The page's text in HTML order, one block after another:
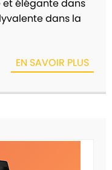
et élégante dans
dans la
EN SAVOIR PLUS